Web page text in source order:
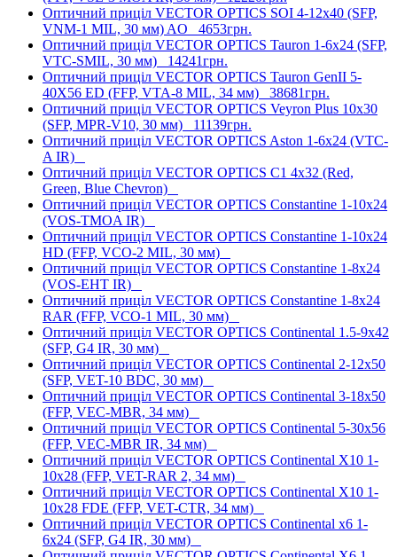
Оптичний приціл VECTOR OPTICS SOI 4-12x40 (SFP,
VNM-1 MIL, 30 мм) AO 4653грн.
Оптичний приціл VECTOR OPTICS Tauron 1-6x24 (SFP,
VTC-SMIL, 30 мм) 14241грн.
Оптичний приціл VECTOR OPTICS Tauron GenII 5-
40X56 ED (FFP, VTA-8 MIL, 34 мм) 38681грн.
Оптичний приціл VECTOR OPTICS Veyron Plus 10x30
(SFP, MPR-V10, 30 мм) 11139грн.
Оптичний приціл VECTOR OPTICS Aston 1-6x24 (VTC-
A IR)
Оптичний приціл VECTOR OPTICS C1 4x32 (Red,
Green, Blue Chevron)
Оптичний приціл VECTOR OPTICS Constantine 1-10x24
(VOS-TMOA IR)
Оптичний приціл VECTOR OPTICS Constantine 1-10x24
HD (FFP, VCO-2 MIL, 30 мм)
Оптичний приціл VECTOR OPTICS Constantine 1-8x24
(VOS-EHT IR)
Оптичний приціл VECTOR OPTICS Constantine 1-8x24
RAR (FFP, VCO-1 MIL, 30 мм)
Оптичний приціл VECTOR OPTICS Continental 1.5-9x42
(SFP, G4 IR, 30 мм)
Оптичний приціл VECTOR OPTICS Continental 2-12x50
(SFP, VET-10 BDC, 30 мм)
Оптичний приціл VECTOR OPTICS Continental 3-18x50
(FFP, VEC-MBR, 34 мм)
Оптичний приціл VECTOR OPTICS Continental 5-30x56
(FFP, VEC-MBR IR, 34 мм)
Оптичний приціл VECTOR OPTICS Continental X10 1-
10x28 (FFP, VET-RAR 2, 34 мм)
Оптичний приціл VECTOR OPTICS Continental X10 1-
10x28 FDE (FFP, VET-CTR, 34 мм)
Оптичний приціл VECTOR OPTICS Continental x6 1-
6x24 (SFP, G4 IR, 30 мм)